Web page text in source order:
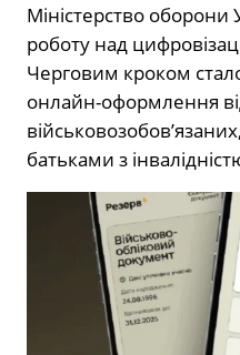
Міністерство
роботу над
Черговим кроком
онлайн-оформлення
батьками з